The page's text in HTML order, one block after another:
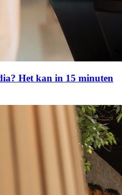
Het kan in 15 minuten